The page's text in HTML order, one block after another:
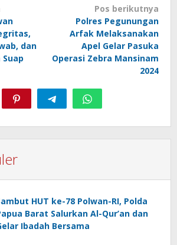
dan
Pos berikutnya
Polres Pegunungan
Arfak Melaksanakan
Apel Gelar Pasuka
Operasi Zebra Mansinam
2024
HUT ke-78 Polwan-RI, Polda
Barat Salurkan Al-Qur’an dan
Ibadah Bersama